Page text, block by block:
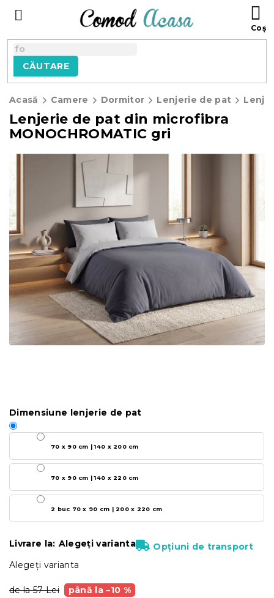
CĂUTARE
Acasă Camere Dormitor Lenjerie de pat
Lenjerie de pat din microfibra
MONOCHROMATIC gri
de la 57 Lei până la –10 %
Alegeţi varianta
Dimensiune lenjerie de pat
70 x 90 cm | 140 x 200 cm
70 x 90 cm | 140 x 220 cm
2 buc 70 x 90 cm | 200 x 220 cm
Livrare la: Alegeţi varianta Opțiuni de transport